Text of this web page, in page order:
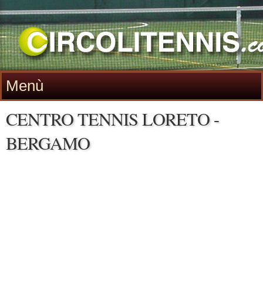
Menù
CENTRO TENNIS LORETO -
BERGAMO